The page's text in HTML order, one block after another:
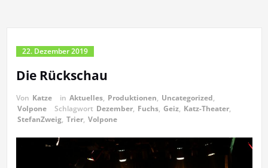
22. Dezember 2019
Die Rückschau
Von Katze in Aktuelles, Produktionen, Uncategorized,
Volpone
Schlagwort Dezember, Fuchs, Geiz, Katz-Theater,
StefanZweig, Trier, Volpone